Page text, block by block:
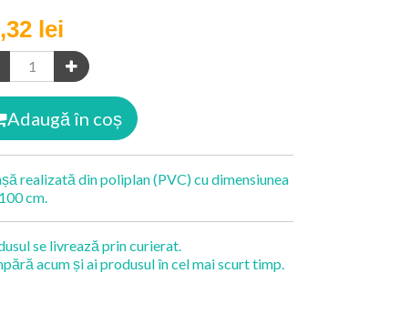
lei
Adaugă în coș
realizată din poliplan (PVC) cu dimensiunea
cm.
se livrează prin curierat.
acum și ai produsul în cel mai scurt timp.